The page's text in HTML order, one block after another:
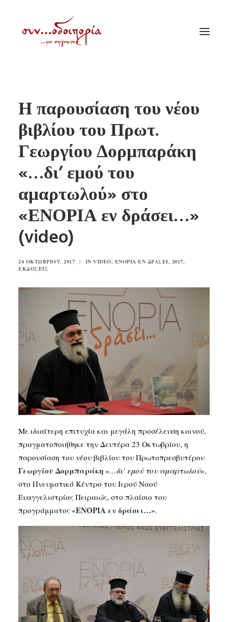
ΘΕΜΑΤΟΛΟΓΙΑ
ΑΝΑΚΟΙΝΩΣΕΙΣ
ΕΝΟΡΙΑ ΕΝ ΔΡΑΣΕΙ
ΕΥΑΓΓΕΛΙΣΤΡΙΑ ΠΕΙΡΑΙΏΣ
ΠΑΛΑΙΑ ΣΥΝΟΔΟΙΠΟΡΙΑ
ΕΠΙΚΟΙΝΩΝΙΑ
Η παρουσίαση του νέου
βιβλίου του Πρωτ.
Γεωργίου Δορμπαράκη
«…δι’ εμού του
αμαρτωλού» στο
«ΕΝΟΡΙΑ εν δράσει…»
(video)
24 ΟΚΤΩΒΡΊΟΥ, 2017 | IN VIDEO, ΕΝΟΡΊΑ ΕΝ ΔΡΆΣΕΙ, 2017,
ΕΚΔΌΣΕΙΣ
Με ιδιαίτερη επιτυχία και μεγάλη προσέλευση κοινού,
πραγματοποιήθηκε την Δευτέρα 23 Οκτωβρίου, η
παρουσίαση του νέου βιβλίου του Πρωτοπρεσβυτέρου
Γεωργίου Δορμπαράκη «…δι’ εμού του αμαρτωλού»,
στο Πνευματικό Κέντρο του Ιερού Ναού
Ευαγγελιστρίας Πειραιώς, στο πλαίσιο του
προγράμματος «ΕΝΟΡΙΑ εν δράσει…».